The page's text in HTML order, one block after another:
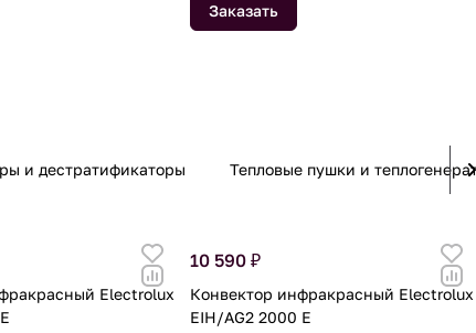
Заказать
и дестратификаторы Тепловые пушки и
Electrolux
10 590 ₽
Конвектор инфракрасный Electrolux
EIH/AG2 2000 E